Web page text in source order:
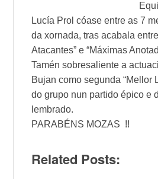
Lucía Prol cóase entre as 7
da xornada, tras acabala
Atacantes” e “Máximas
Tamén sobresaliente a
Bujan como segunda “Mellor
do grupo nun partido épico e
lembrado.
PARABÉNS MOZAS !!
Related Posts: